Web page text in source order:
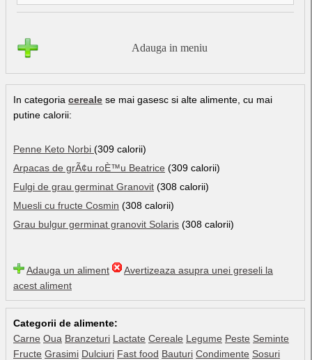
Adauga in meniu
In categoria cereale se mai gasesc si alte alimente, cu mai
putine calorii:
Penne Keto Norbi (309 calorii)
Arpacas de grÃ¢u roÈ™u Beatrice (309 calorii)
Fulgi de grau germinat Granovit (308 calorii)
Muesli cu fructe Cosmin (308 calorii)
Grau bulgur germinat granovit Solaris (308 calorii)
Adauga un aliment
Avertizeaza asupra unei greseli la
acest aliment
Categorii de alimente:
Carne Oua Branzeturi Lactate Cereale Legume Peste Seminte
Fructe Grasimi Dulciuri Fast food Bauturi Condimente Sosuri